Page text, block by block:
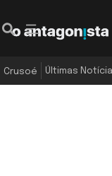
Crusoé Últimas